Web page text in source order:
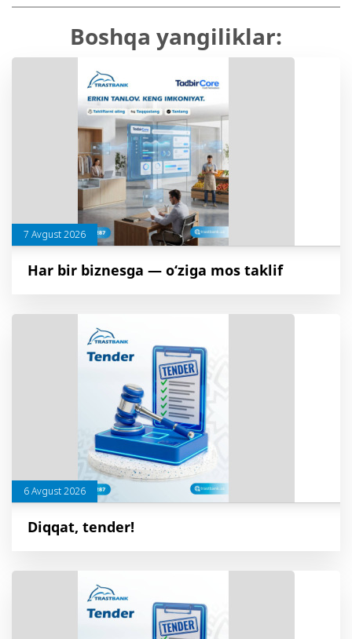
Boshqa yangiliklar:
7 Avgust 2026
Har bir biznesga — o‘ziga mos taklif
6 Avgust 2026
Diqqat, tender!